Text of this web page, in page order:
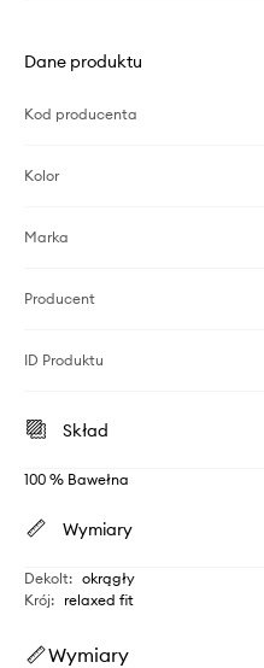
Dane produktu
Kod producenta
Kolor
Marka
Producent
ID Produktu
Skład
100 % Bawełna
Wymiary
Dekolt: okrągły
Krój: relaxed fit
Wymiary